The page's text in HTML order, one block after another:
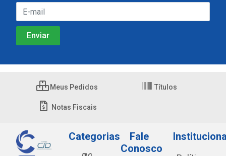
Meus Pedidos Títulos
Notas Fiscais
Categorias
Fale
Conosco